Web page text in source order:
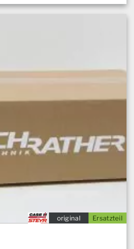
Ersatzteil
original